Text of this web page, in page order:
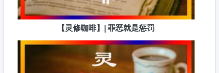
【灵修咖啡】| 罪恶就是惩罚